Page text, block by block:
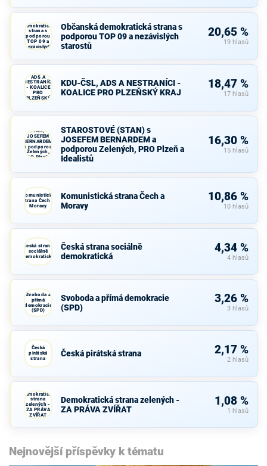
demokratická
strana s
podporou
TOP 09 a
nezávislých
starostů
Občanská demokratická strana s
podporou TOP 09 a nezávislých
starostů
20,65 %
19 hlasů
ADS A
NESTRANÍCI
- KOALICE
PRO
PLZEŇSKÝ
KRAJ
KDU-ČSL, ADS A NESTRANÍCI -
KOALICE PRO PLZEŇSKÝ KRAJ
18,47 %
17 hlasů
(STAN) s
JOSEFEM
BERNARDEM
a podporou
Zelených,
PRO Plzeň a
STAROSTOVÉ (STAN) s
JOSEFEM BERNARDEM a
podporou Zelených, PRO Plzeň a
Idealistů
16,30 %
15 hlasů
Komunistická
strana Čech a
Moravy
Komunistická strana Čech a
Moravy
10,86 %
10 hlasů
Česká strana
sociálně
demokratická
Česká strana sociálně
demokratická
4,34 %
4 hlasů
Svoboda a
přímá
demokracie
(SPD)
Svoboda a přímá demokracie
(SPD)
3,26 %
3 hlasů
Česká
pirátská
strana
Česká pirátská strana 2,17 %
2 hlasů
Demokratická
strana
zelených -
ZA PRÁVA
ZVÍŘAT
Demokratická strana zelených -
ZA PRÁVA ZVÍŘAT
1,08 %
1 hlasů
Nejnovější příspěvky k tématu